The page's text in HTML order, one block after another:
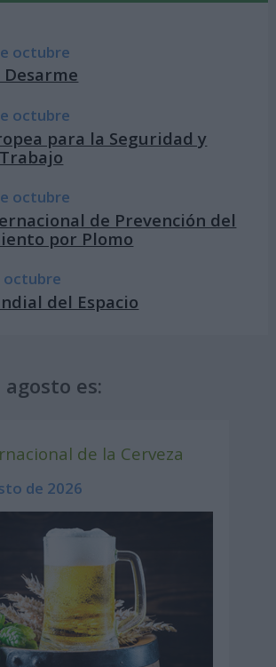
octubre
Desarme
octubre
para la Seguridad y
octubre
de Prevención del
por Plomo
octubre
del Espacio
agosto es:
de la Cerveza
de 2026